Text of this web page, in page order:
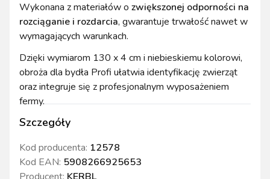
Szczegóły
Kod producenta: 12578
Kod EAN: 5908266925653
Wykonana z materiałów o zwiększonej odporności na
rozciąganie i rozdarcia, gwarantuje trwałość nawet w
wymagających warunkach.
Dzięki wymiarom 130 x 4 cm i niebieskiemu kolorowi,
obroża dla bydła Profi ułatwia identyfikację zwierząt
oraz integruje się z profesjonalnym wyposażeniem
fermy.